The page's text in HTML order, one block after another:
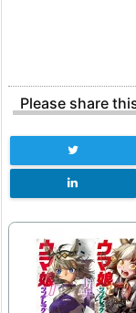
Please share